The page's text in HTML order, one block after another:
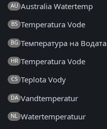
AU Australia Watertemp
BS Temperatura Vode
BG Температура на Водата
HR Temperatura Vode
CS Teplota Vody
DA Vandtemperatur
NL Watertemperatuur